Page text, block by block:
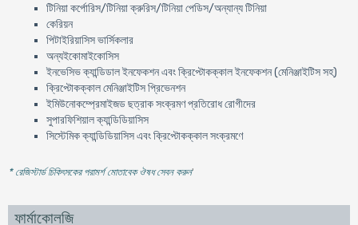
টিনিয়া কর্পোরিস/টিনিয়া ক্রুরিস/টিনিয়া পেডিস/অন্যান্য টিনিয়া
কেরিয়ন
পিটাইরিয়াসিস ভার্সিকলার
অন্যইকোমাইকোসিস
ইনভেসিভ ক্যান্ডিডাল ইনফেকশন এবং ক্রিপ্টোকক্কাল ইনফেকশন (মেনিঞ্জাইটিস সহ)
ক্রিপ্টোকক্কাল মেনিঞ্জাইটিস প্রিভেনশন
ইমিউনোকম্প্রেমাইজড ছত্রাক সংক্রমণ প্রতিরোধ রোগীদের
সুপারফিশিয়াল ক্যান্ডিডিয়াসিস
সিস্টেমিক ক্যান্ডিডিয়াসিস এবং ক্রিপ্টোকক্কাল সংক্রমণে
* রেজিস্টার্ড চিকিৎসকের পরামর্শ মোতাবেক ঔষধ সেবন করুন'
ফার্মাকোলজি